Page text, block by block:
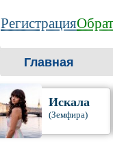
Регистрация
Главная
Искала
(Земфира)